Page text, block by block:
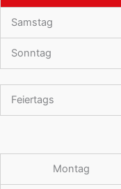
Samstag
Sonntag
Feiertags
Montag